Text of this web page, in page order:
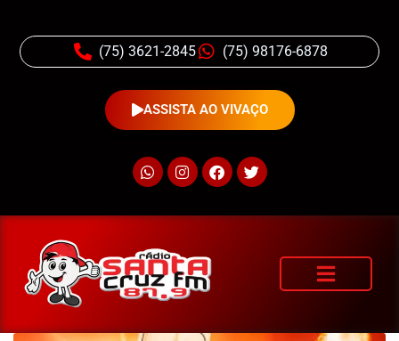
(75) 3621-2845 (75) 98176-6878
ASSISTA AO VIVAÇO